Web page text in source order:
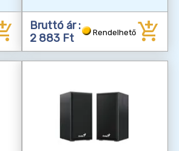
Bruttó ár :
2 883 Ft
Rendelhető add_shopping_cart